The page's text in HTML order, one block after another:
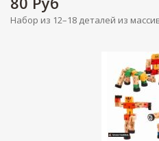
Набор из 12–18 деталей из